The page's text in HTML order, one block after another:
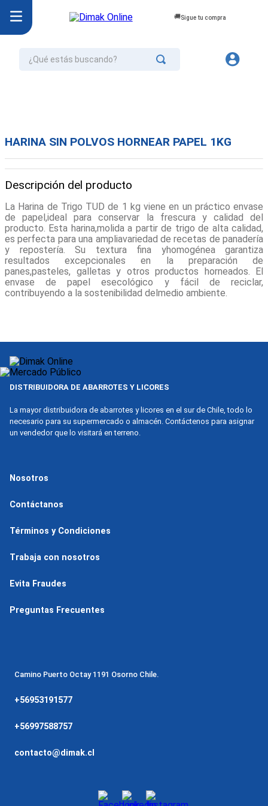
Sigue tu compra
HARINA SIN POLVOS HORNEAR PAPEL 1KG
Descripción del producto
La Harina de Trigo TUD de 1 kg viene en un práctico envase
de papel,ideal para conservar la frescura y calidad del
producto. Esta harina,molida a partir de trigo de alta calidad,
es perfecta para una ampliavariedad de recetas de panadería
y repostería. Su textura fina yhomogénea garantiza
resultados excepcionales en la preparación de
panes,pasteles, galletas y otros productos horneados. El
envase de papel esecológico y fácil de reciclar,
contribuyendo a la sostenibilidad delmedio ambiente.
DISTRIBUIDORA DE ABARROTES Y LICORES
La mayor distribuidora de abarrotes y licores en el sur de Chile, todo lo
necesario para su supermercado o almacén. Contáctenos para asignar
un vendedor que lo visitará en terreno.
Nosotros
Contáctanos
Términos y Condiciones
Trabaja con nosotros
Evita Fraudes
Preguntas Frecuentes
Camino Puerto Octay 1191 Osorno Chile.
+56953191577
+56997588757
contacto@dimak.cl
3.
confort
4.
omo
5 .
aceite
.
azucar
7.
galletas
8.
mayonesa
9.
nova
10 . harina